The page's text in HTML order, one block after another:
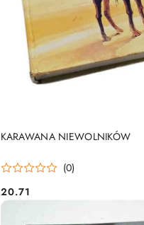
KARAWANA NIEWOLNIKÓW
(0)
Cena:
20.71
DO KOSZYKA